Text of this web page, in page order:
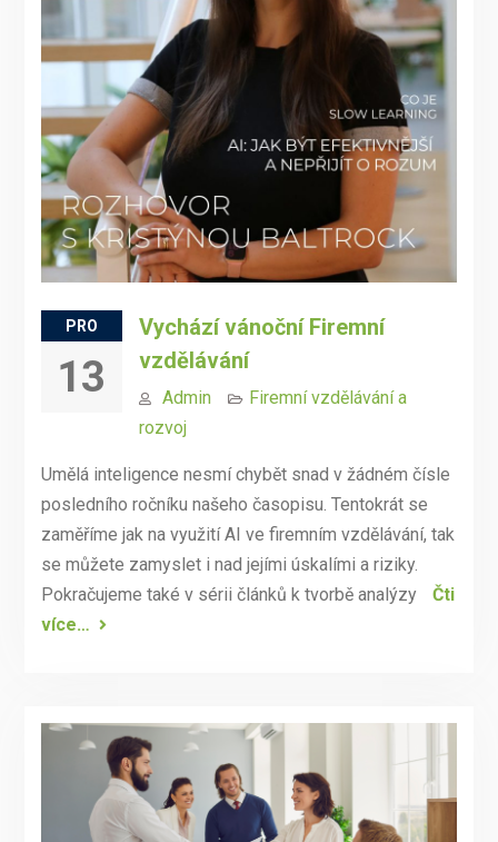
PRO
13
Vychází vánoční Firemní
vzdělávání
Admin
Firemní vzdělávání a
rozvoj
Umělá inteligence nesmí chybět snad v žádném čísle
posledního ročníku našeho časopisu. Tentokrát se
zaměříme jak na využití AI ve firemním vzdělávání, tak
se můžete zamyslet i nad jejími úskalími a riziky.
Pokračujeme také v sérii článků k tvorbě analýzy
Čti
více…